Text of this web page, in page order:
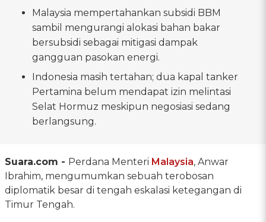
Malaysia mempertahankan subsidi BBM
sambil mengurangi alokasi bahan bakar
bersubsidi sebagai mitigasi dampak
gangguan pasokan energi.
Indonesia masih tertahan; dua kapal tanker
Pertamina belum mendapat izin melintasi
Selat Hormuz meskipun negosiasi sedang
berlangsung.
Suara.com - Perdana Menteri Malaysia, Anwar
Ibrahim, mengumumkan sebuah terobosan
diplomatik besar di tengah eskalasi ketegangan di
Timur Tengah.